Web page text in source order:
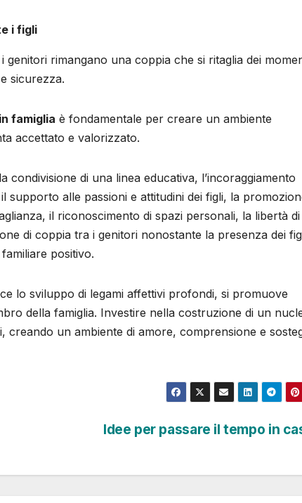
i figli
rimangano una coppia che si ritaglia dei
sicurezza.
famiglia è fondamentale per creare un ambiente
accettato e valorizzato.
di una linea educativa, l’incoraggiamento
supporto alle passioni e attitudini dei figli, la
il riconoscimento di spazi personali, la libertà di
di coppia tra i genitori nonostante la presenza dei
positivo.
lo sviluppo di legami affettivi profondi, si promuove
della famiglia. Investire nella costruzione di un
un ambiente di amore, comprensione e
Idee per passare il tempo in